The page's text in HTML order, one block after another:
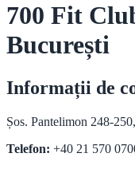
700 Fit
București
Informații de
Șos. Pantelimon 248-
Telefon: +40 21 570